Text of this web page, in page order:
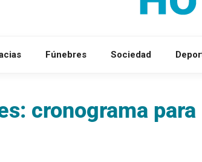
Fúnebres Sociedad
cronograma